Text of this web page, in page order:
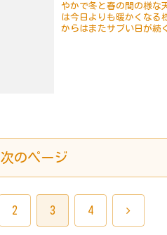
やかで冬と春の間の様な
は今日よりも暖かくなる
からはまたサブい日が続
次のページ
2 3 4 次